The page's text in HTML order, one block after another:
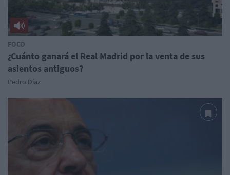
FOCO
¿Cuánto ganará el Real Madrid por la venta de sus
asientos antiguos?
Pedro Díaz